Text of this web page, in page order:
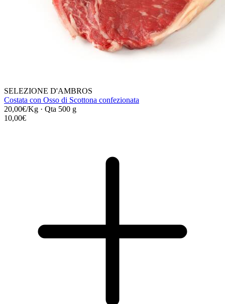
SELEZIONE D'AMBROS
Costata con Osso di Scottona confezionata
20,00€/Kg · Qta 500 g
10,00€